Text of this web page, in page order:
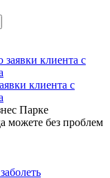
клиента с
Парке
можете без проблем